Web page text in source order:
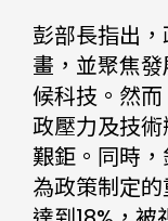
彭部長指出
畫，並聚焦
候科技。然
政壓力及技
艱鉅。同時
為政策制定